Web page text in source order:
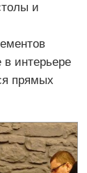
и
в интерьере
прямых